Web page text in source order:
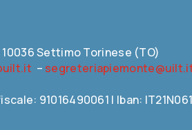
10036 Settimo Torinese (TO)
–
91016490061 | Iban: